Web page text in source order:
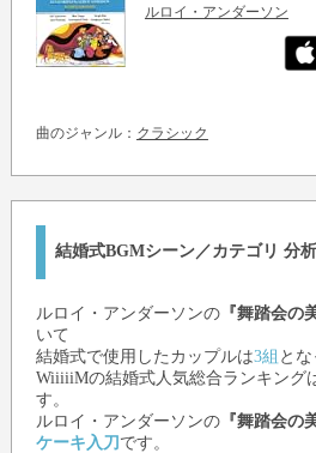
ルロイ・アンダーソン
曲のジャンル： クラシック
結婚式BGMシーン／カテゴリ 分析
ルロイ・アンダーソンの『舞踏会の
いて
結婚式で使用したカップルは3組 とな
WiiiiiMの結婚式人気総合ランキング
す。
ルロイ・アンダーソンの『舞踏会の
ケーキ入刀 です。